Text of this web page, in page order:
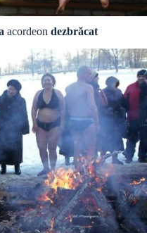
acordeon dezbrăcat